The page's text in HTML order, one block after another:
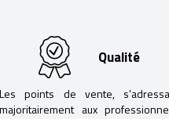
Qualité
Les points de vente,
majoritairement aux